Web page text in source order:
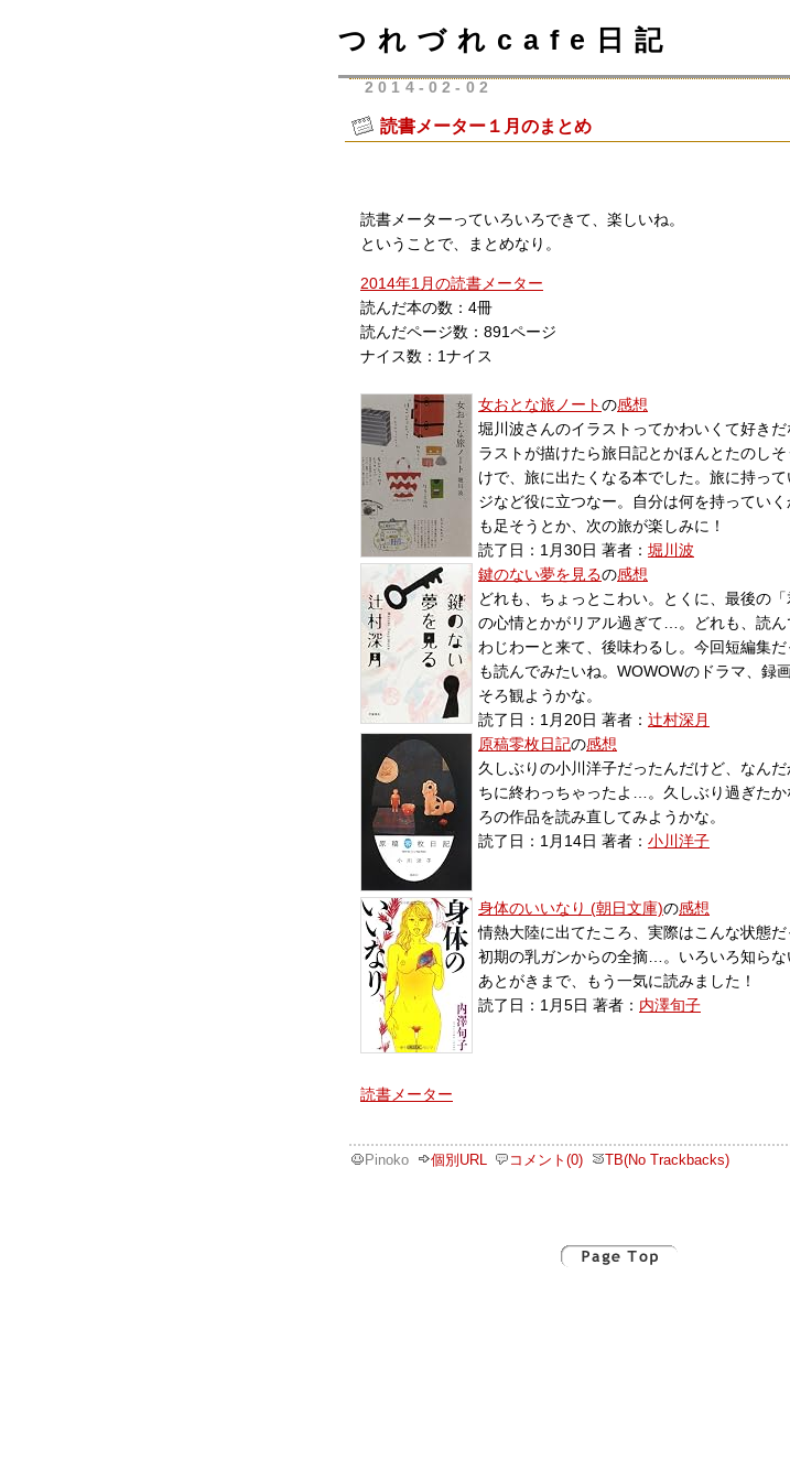
つれづれcafe日記
2014-02-02
読書メーター１月のまとめ
読書メーターっていろいろできて、楽しいね。
ということで、まとめなり。
2014年1月の読書メーター
読んだ本の数：4冊
読んだページ数：891ページ
ナイス数：1ナイス
女おとな旅ノート の感想
堀川波さんのイラストってかわいくて好きだ
ラストが描けたら旅日記とかほんとたのし
けで、旅に出たくなる本でした。旅に持っ
ジなど役に立つなー。自分は何を持ってい
も足そうとか、次の旅が楽しみに！
読了日：1月30日 著者： 堀川波
鍵のない夢を見るの感想
どれも、ちょっとこわい。とくに、最後の「
の心情とかがリアル過ぎて…。どれも、読ん
わじわーと来て、後味わるし。今回短編集
も読んでみたいね。WOWOWのドラマ、録
そろ観ようかな。
読了日：1月20日 著者： 辻村深月
原稿零枚日記の感想
久しぶりの小川洋子だったんだけど、なんだ
ちに終わっちゃったよ…。久しぶり過ぎたか
ろの作品を読み直してみようかな。
読了日：1月14日 著者： 小川洋子
身体のいいなり (朝日文庫)の感想
情熱大陸に出てたころ、実際はこんな状態だ
初期の乳ガンからの全摘…。いろいろ知らな
あとがきまで、もう一気に読みました！
読了日：1月5日 著者： 内澤旬子
読書メーター
Pinoko 個別URL コメント(0) TB(No Trackbacks)